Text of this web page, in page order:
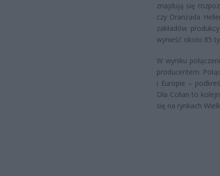
znajdują się
czy Oranżada
zakładów
wynieść około 85
W wyniku
producentem.
i Europie –
Dla Colian to
się na rynkach